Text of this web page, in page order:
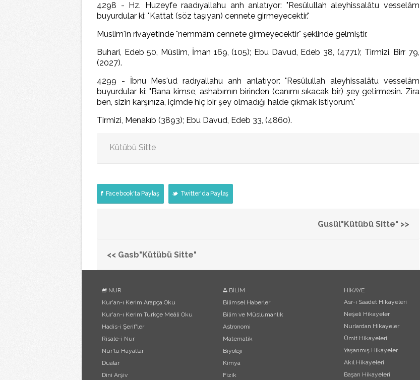
4298 - Hz. Huzeyfe raadıyallahu anh anlatıyor: "Resûlullah aleyhissalâtu vesselâm
buyurdular ki: "Kattat (söz taşıyan) cennete girmeyecektir."
Müslim'in rivayetinde "nemmâm cennete girmeyecektir" şeklinde gelmiştir.
Buhari, Edeb 50, Müslim, İman 169, (105); Ebu Davud, Edeb 38, (4771); Tirmizi, Birr 79,
(2027).
4299 - İbnu Mes'ud radıyallahu anh anlatıyor: "Resûlullah aleyhissalâtu vesselâm
buyurdular ki: "Bana kimse, ashabımın birinden (canımı sıkacak bir) şey getirmesin. Zira
ben, sizin karşınıza, içimde hiç bir şey olmadığı halde çıkmak istiyorum."
Tirmizi, Menakıb (3893); Ebu Davud, Edeb 33, (4860).
Kütübü Sitte
Facebook'ta Paylaş Twitter'da Paylaş
Gusül"Kütübü Sitte" >>
<< Gasb"Kütübü Sitte"
NUR
Kur'an-ı Kerim Arapça Oku
Kur'an-ı Kerim Türkçe Meâli Oku
Hadis-i Şerif'ler
Risale-i Nur
Nur'lu Hayatlar
Dualar
Dini Arşiv
BİLİM
Bilimsel Haberler
Bilim ve Müslümanlık
Astronomi
Matematik
Biyoloji
Kimya
Fizik
HİKAYE
Asr-ı Saadet Hikayeleri
Neşeli Hikayeler
Nurlardan Hikayeler
Ümit Hikayeleri
Yaşanmış Hikayeler
Akıl Hikayeleri
Başarı Hikayeleri